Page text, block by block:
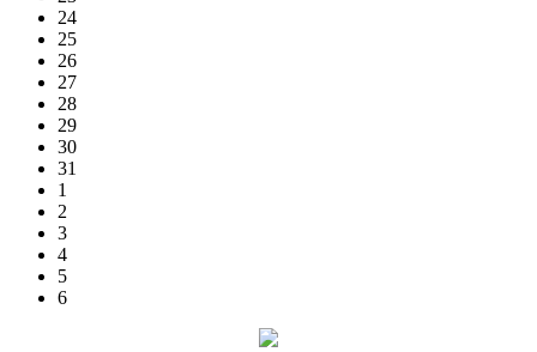
24
25
26
27
28
29
30
31
1
2
3
4
5
6